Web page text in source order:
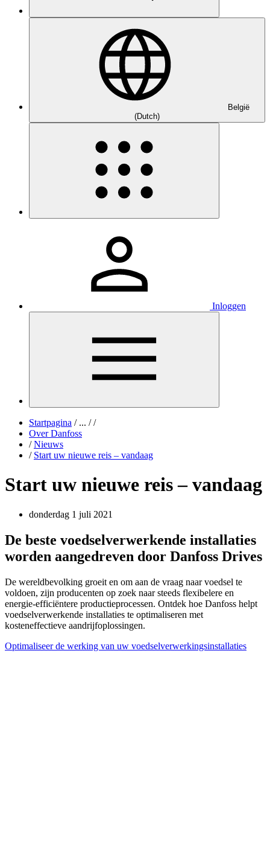
België
(Dutch)
Inloggen
Startpagina /... / /
Over Danfoss
/ Nieuws
/ Start uw nieuwe reis – vandaag
Start uw nieuwe reis – vandaag
donderdag 1 juli 2021
De beste voedselverwerkende installaties
worden aangedreven door Danfoss Drives
De wereldbevolking groeit en om aan de vraag naar voedsel te
voldoen, zijn producenten op zoek naar steeds flexibelere en
energie-efficiëntere productieprocessen. Ontdek hoe Danfoss helpt
voedselverwerkende installaties te optimaliseren met
kosteneffectieve aandrijfoplossingen.
Optimaliseer de werking van uw voedselverwerkingsinstallaties